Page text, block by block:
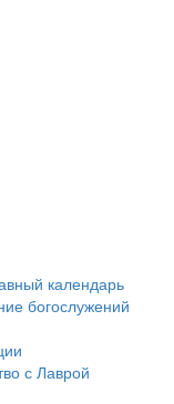
календарь
богослужений
с Лаврой